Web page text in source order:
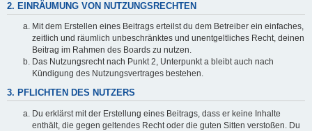
2. EINRÄUMUNG VON NUTZUNGSRECHTEN
Mit dem Erstellen eines Beitrags erteilst du dem Betreiber ein einfaches,
zeitlich und räumlich unbeschränktes und unentgeltliches Recht, deinen
Beitrag im Rahmen des Boards zu nutzen.
Das Nutzungsrecht nach Punkt 2, Unterpunkt a bleibt auch nach
Kündigung des Nutzungsvertrages bestehen.
3. PFLICHTEN DES NUTZERS
Du erklärst mit der Erstellung eines Beitrags, dass er keine Inhalte
enthält, die gegen geltendes Recht oder die guten Sitten verstoßen. Du